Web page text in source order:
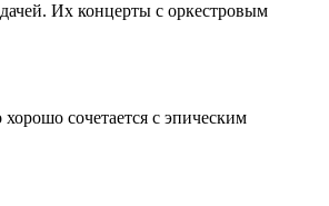
Их концерты с оркестровым
сочетается с эпическим